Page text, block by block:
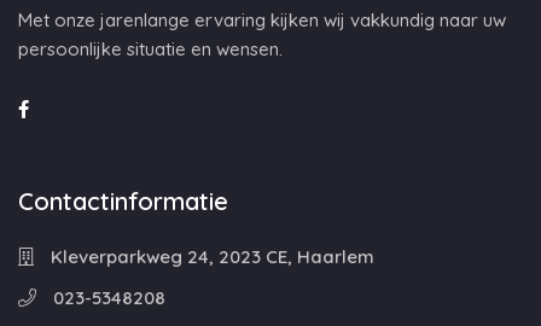
Met onze jarenlange ervaring kijken wij vakkundig naar uw
persoonlijke situatie en wensen.
Contactinformatie
Kleverparkweg 24, 2023 CE, Haarlem
023-5348208